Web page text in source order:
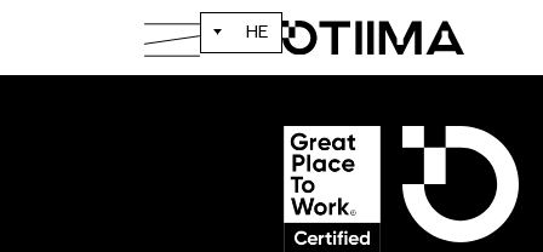
HE
ב-2024, OTIIMA מתחילה פרק חדש עם מנהיגות
דינמית מחודשת לחדשנות וצמיחה גדולים יותר.